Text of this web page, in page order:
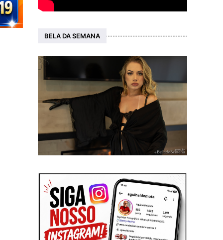
BELA DA SEMANA